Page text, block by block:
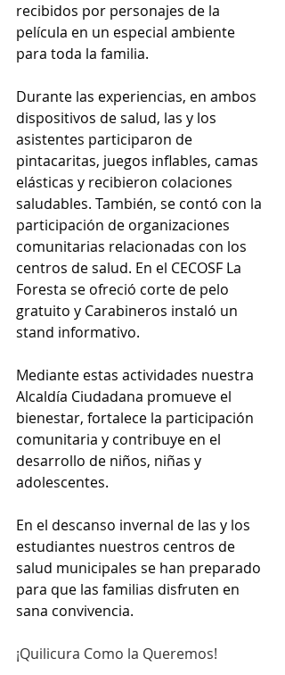
recibidos por personajes de la
película en un especial ambiente
para toda la familia.
Durante las experiencias, en ambos
dispositivos de salud, las y los
asistentes participaron de
pintacaritas, juegos inflables, camas
elásticas y recibieron colaciones
saludables. También, se contó con la
participación de organizaciones
comunitarias relacionadas con los
centros de salud. En el CECOSF La
Foresta se ofreció corte de pelo
gratuito y Carabineros instaló un
stand informativo.
Mediante estas actividades nuestra
Alcaldía Ciudadana promueve el
bienestar, fortalece la participación
comunitaria y contribuye en el
desarrollo de niños, niñas y
adolescentes.
En el descanso invernal de las y los
estudiantes nuestros centros de
salud municipales se han preparado
para que las familias disfruten en
sana convivencia.
¡Quilicura Como la Queremos!